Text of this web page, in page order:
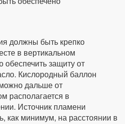
должны быть крепко
в вертикальном
защиту от
Кислородный баллон
дальше от
располагается в
Источник пламени
как минимум, на расстоянии в